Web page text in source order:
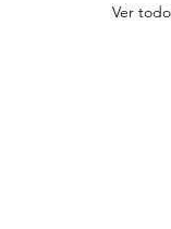
Ver todo